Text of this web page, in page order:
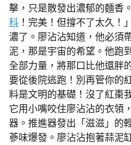
擊，只是散發出濃郁的麵香
科 ！完美！但撐不了太久！
濃了。廖沾沾知道，他必須
泥，那是宇宙的希望。他跑
全部力量，將那口比他還胖
要從後院逃跑！別再管你的
料是文明的基礎！沒了紅棗
它用小嘴咬住廖沾沾的衣領
器。推進器發出「滋滋」的
蔘味爆發。廖沾沾抱著蒜泥